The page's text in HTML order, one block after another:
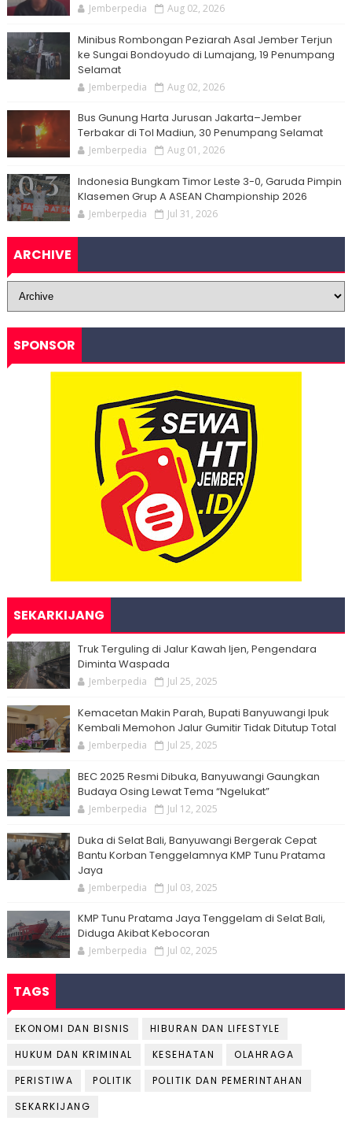
Jemberpedia Aug 02, 2026
Minibus Rombongan Peziarah Asal Jember Terjun
ke Sungai Bondoyudo di Lumajang, 19 Penumpang
Selamat
Jemberpedia Aug 02, 2026
Bus Gunung Harta Jurusan Jakarta–Jember
Terbakar di Tol Madiun, 30 Penumpang Selamat
Jemberpedia Aug 01, 2026
Indonesia Bungkam Timor Leste 3-0, Garuda Pimpin
Klasemen Grup A ASEAN Championship 2026
Jemberpedia Jul 31, 2026
ARCHIVE
SPONSOR
SEKARKIJANG
Truk Terguling di Jalur Kawah Ijen, Pengendara
Diminta Waspada
Jemberpedia Jul 25, 2025
Kemacetan Makin Parah, Bupati Banyuwangi Ipuk
Kembali Memohon Jalur Gumitir Tidak Ditutup Total
Jemberpedia Jul 25, 2025
BEC 2025 Resmi Dibuka, Banyuwangi Gaungkan
Budaya Osing Lewat Tema “Ngelukat”
Jemberpedia Jul 12, 2025
Duka di Selat Bali, Banyuwangi Bergerak Cepat
Bantu Korban Tenggelamnya KMP Tunu Pratama
Jaya
Jemberpedia Jul 03, 2025
KMP Tunu Pratama Jaya Tenggelam di Selat Bali,
Diduga Akibat Kebocoran
Jemberpedia Jul 02, 2025
TAGS
EKONOMI DAN BISNIS
HIBURAN DAN LIFESTYLE
HUKUM DAN KRIMINAL
KESEHATAN
OLAHRAGA
PERISTIWA
POLITIK
POLITIK DAN PEMERINTAHAN
SEKARKIJANG